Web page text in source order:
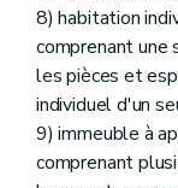
8) habitation
comprenant
les pièces et
individuel d'un
9) immeuble à
comprenant